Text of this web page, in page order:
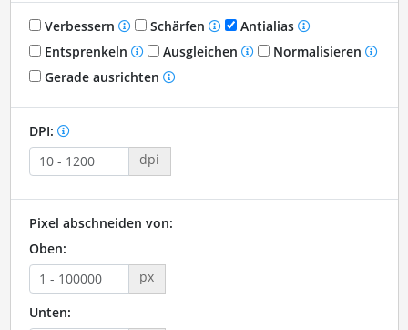
Verbessern Schärfen
Antialias
Entsprenkeln
Ausgleichen
Normalisieren
Gerade ausrichten
DPI:
dpi
Pixel abschneiden von:
Oben:
px
Unten: